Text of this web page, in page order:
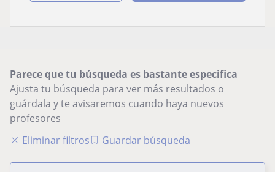
Parece que tu búsqueda es bastante especifica
Ajusta tu búsqueda para ver más resultados o
guárdala y te avisaremos cuando haya nuevos
profesores
Eliminar filtros
Guardar búsqueda